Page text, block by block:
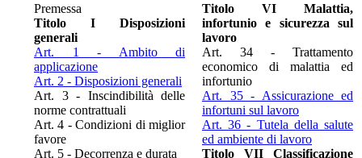
Premessa
Titolo I Disposizioni
generali
Art. 1 - Ambito di
applicazione
Art. 2 - Disposizioni generali
Art. 3 - Inscindibilità delle
norme contrattuali
Art. 4 - Condizioni di miglior
favore
Art. 5 - Decorrenza e durata
Titolo VI Malattia,
infortunio e sicurezza sul
lavoro
Art. 34 - Trattamento
economico di malattia ed
infortunio
Art. 35 - Assicurazione ed
infortuni sul lavoro
Art. 36 - Tutela della salute
ed ambiente di lavoro
Titolo VII Classificazione